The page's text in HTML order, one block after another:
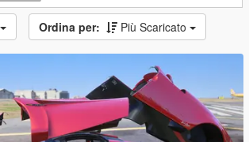
Ordina per: Più Scaricato